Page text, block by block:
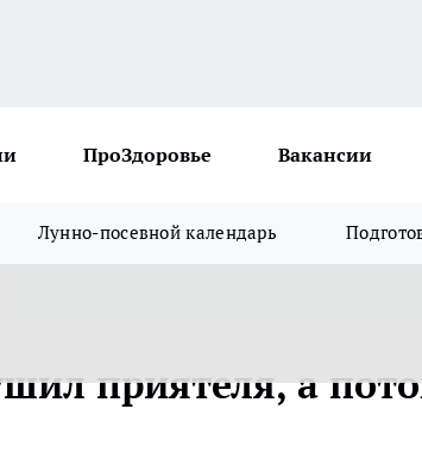
ПроЗдоровье Вакансии
Лунно-посевной календарь
приятеля, а